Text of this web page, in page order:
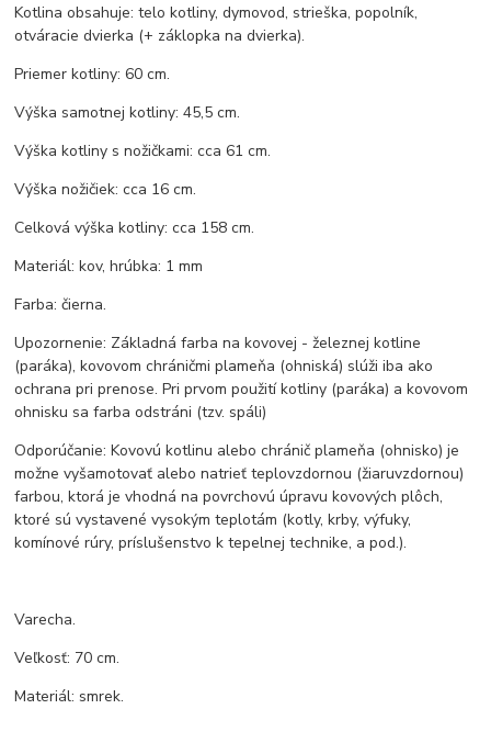
Kotlina obsahuje: telo kotliny, dymovod, strieška, popolník,
otváracie dvierka (+ záklopka na dvierka).
Priemer kotliny: 60 cm.
Výška samotnej kotliny: 45,5 cm.
Výška kotliny s nožičkami: cca 61 cm.
Výška nožičiek: cca 16 cm.
Celková výška kotliny: cca 158 cm.
Materiál: kov, hrúbka: 1 mm
Farba: čierna.
Upozornenie: Základná farba na kovovej - železnej kotline
(paráka), kovovom chráničmi plameňa (ohniská) slúži iba ako
ochrana pri prenose. Pri prvom použití kotliny (paráka) a kovovom
ohnisku sa farba odstráni (tzv. spáli)
Odporúčanie: Kovovú kotlinu alebo chránič plameňa (ohnisko) je
možne vyšamotovať alebo natrieť teplovzdornou (žiaruvzdornou)
farbou, ktorá je vhodná na povrchovú úpravu kovových plôch,
ktoré sú vystavené vysokým teplotám (kotly, krby, výfuky,
komínové rúry, príslušenstvo k tepelnej technike, a pod.).
Varecha.
Veľkosť: 70 cm.
Materiál: smrek.